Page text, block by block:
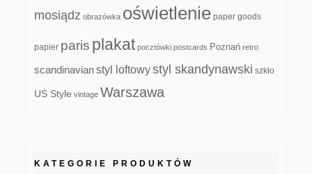
mosiądz obrazówka oświetlenie paper goods
papier paris plakat pocztówki postcards Poznań retro
scandinavianstyl loftowystyl skandynawski szkło
US Style vintage Warszawa
KATEGORIE PRODUKTÓW